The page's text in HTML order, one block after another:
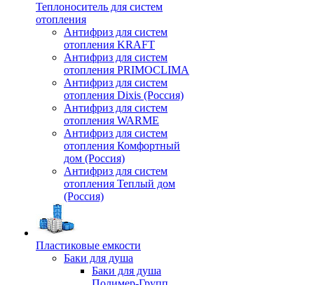
Теплоноситель для систем
отопления
Антифриз для систем
отопления KRAFT
Антифриз для систем
отопления PRIMOCLIMA
Антифриз для систем
отопления Dixis (Россия)
Антифриз для систем
отопления WARME
Антифриз для систем
отопления Комфортный
дом (Россия)
Антифриз для систем
отопления Теплый дом
(Россия)
Пластиковые емкости
Баки для душа
Баки для душа